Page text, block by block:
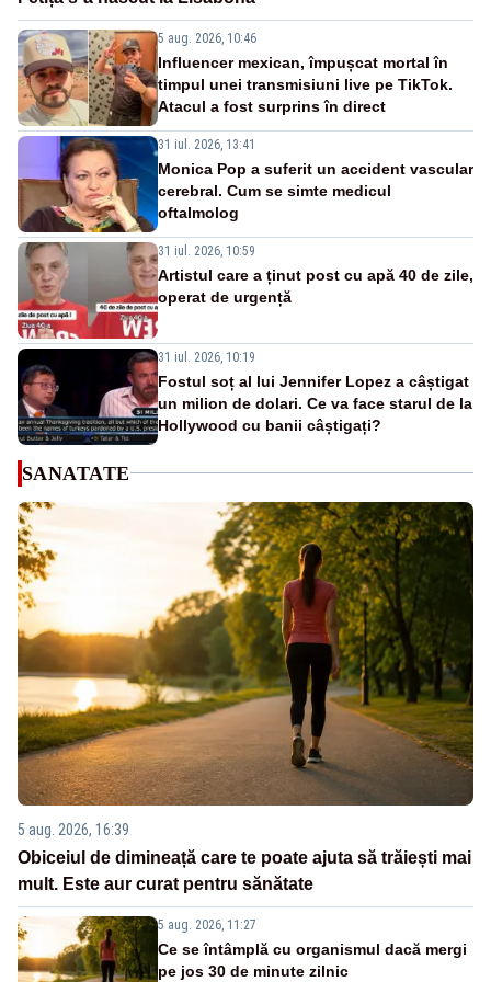
5 aug. 2026, 10:46
Influencer mexican, împușcat mortal în
timpul unei transmisiuni live pe TikTok.
Atacul a fost surprins în direct
31 iul. 2026, 13:41
Monica Pop a suferit un accident vascular
cerebral. Cum se simte medicul
oftalmolog
31 iul. 2026, 10:59
Artistul care a ținut post cu apă 40 de zile,
operat de urgență
31 iul. 2026, 10:19
Fostul soț al lui Jennifer Lopez a câștigat
un milion de dolari. Ce va face starul de la
Hollywood cu banii câștigați?
SANATATE
5 aug. 2026, 16:39
Obiceiul de dimineață care te poate ajuta să trăiești mai
mult. Este aur curat pentru sănătate
5 aug. 2026, 11:27
Ce se întâmplă cu organismul dacă mergi
pe jos 30 de minute zilnic